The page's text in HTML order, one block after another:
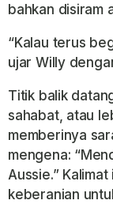
bahkan disiram
“Kalau terus
ujar Willy
Titik balik
sahabat, atau
memberinya
mengena:
Aussie.”
keberanian